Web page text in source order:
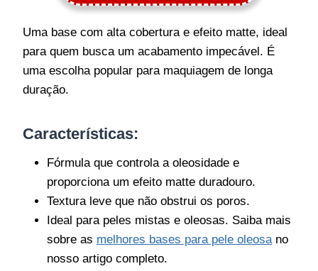
Uma base com alta cobertura e efeito matte, ideal
para quem busca um acabamento impecável. É
uma escolha popular para maquiagem de longa
duração.
Características:
Fórmula que controla a oleosidade e
proporciona um efeito matte duradouro.
Textura leve que não obstrui os poros.
Ideal para peles mistas e oleosas. Saiba mais
sobre as melhores bases para pele oleosa no
nosso artigo completo.